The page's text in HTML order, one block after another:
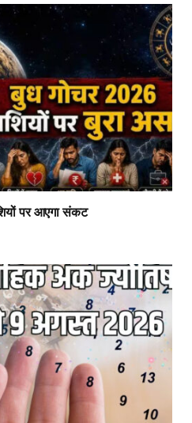
पर आएगा संकट